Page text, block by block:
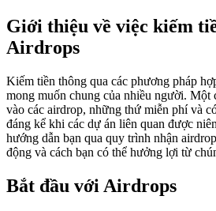
Giới thiệu về việc kiếm
Airdrops
Kiếm tiền thông qua các phương pháp
mong muốn chung của nhiều người. Một
vào các airdrop, những thứ miễn phí và
đáng kể khi các dự án liên quan được
hướng dẫn bạn qua quy trình nhận
động và cách bạn có thể hưởng lợi từ
Bắt đầu với Airdrops